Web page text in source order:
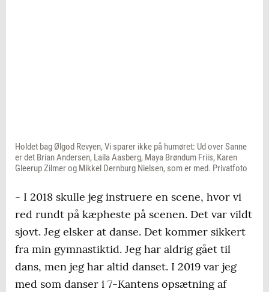
Holdet bag Ølgod Revyen, Vi sparer ikke på humøret: Ud over Sanne
er det Brian Andersen, Laila Aasberg, Maya Brøndum Friis, Karen
Gleerup Zilmer og Mikkel Dernburg Nielsen, som er med. Privatfoto
- I 2018 skulle jeg instruere en scene, hvor vi
red rundt på kæpheste på scenen. Det var vildt
sjovt. Jeg elsker at danse. Det kommer sikkert
fra min gymnastiktid. Jeg har aldrig gået til
dans, men jeg har altid danset. I 2019 var jeg
med som danser i 7-Kantens opsætning af